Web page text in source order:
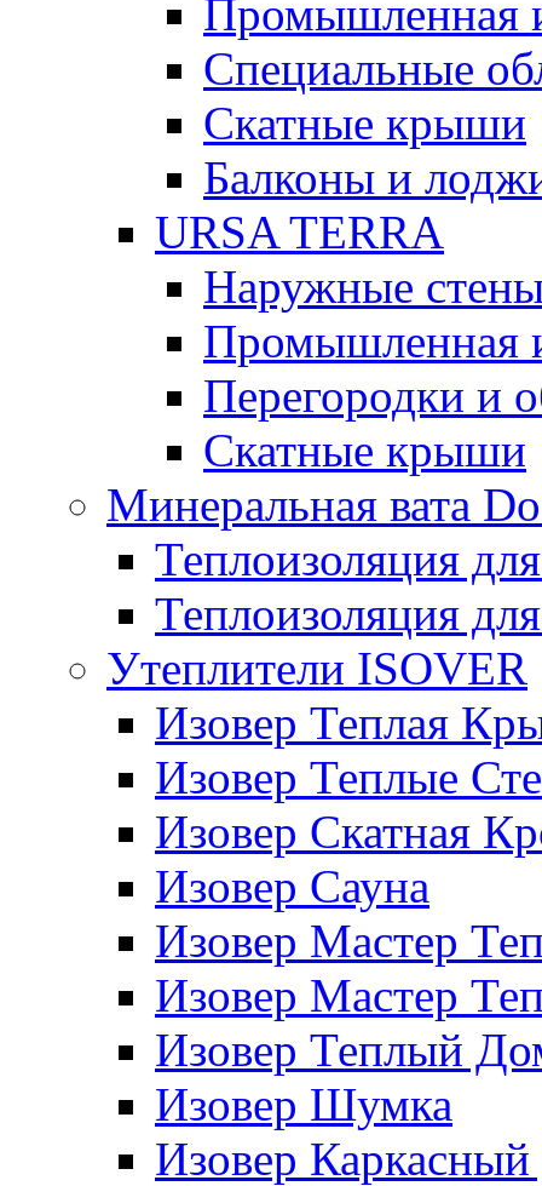
Промышленная
Специальные
Скатные крыши
Балконы и
URSA TERRA
Наружные
Промышленная
Перегородки и
Скатные крыши
Минеральная вата
Теплоизоляция
Теплоизоляция
Утеплители ISOVER
Изовер Теплая
Изовер Теплые
Изовер Скатная
Изовер Сауна
Изовер Мастер
Изовер Мастер
Изовер Теплый
Изовер Шумка
Изовер